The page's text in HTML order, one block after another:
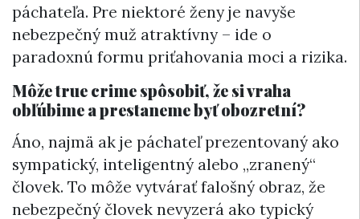
páchateľa. Pre niektoré ženy je navyše
nebezpečný muž atraktívny – ide o
paradoxnú formu priťahovania moci a rizika.
Môže true crime spôsobiť, že si vraha
obľúbime a prestaneme byť obozretní?
Áno, najmä ak je páchateľ prezentovaný ako
sympatický, inteligentný alebo „zranený“
človek. To môže vytvárať falošný obraz, že
nebezpečný človek nevyzerá ako typický